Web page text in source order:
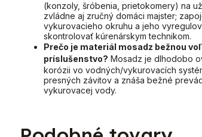
(konzoly, šróbenia, prietokomery) na
zvládne aj zručný domáci majster;
vykurovacieho okruhu a jeho
skontrolovať kúrenárskym technikom.
Prečo je materiál mosadz bežnou
príslušenstvo? Mosadz je dlhodobo
korózii vo vodných/vykurovacích
presných závitov a znáša bežné
vykurovacej vody.